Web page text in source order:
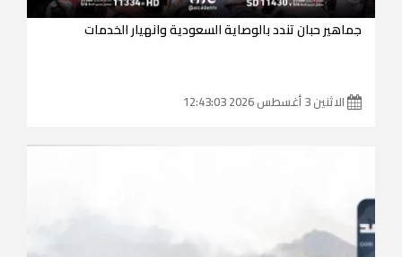
جماهير حبان تندد بالوصاية السعودية وانهيار الخدمات
الاثنين 3 أغسطس 2026 12:43:03